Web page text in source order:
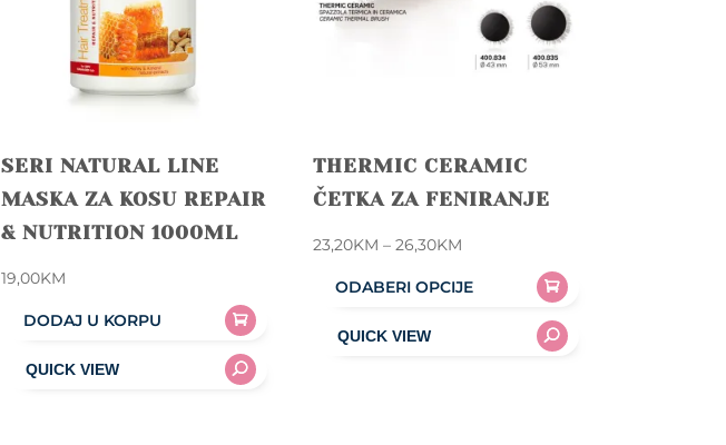
SERI NATURAL LINE
MASKA ZA KOSU REPAIR
& NUTRITION 1000ML
19,00KM
DODAJ U KORPU
THERMIC CERAMIC
ČETKA ZA FENIRANJE
23,20KM – 26,30KMPrice
ODABERI OPCIJE
product